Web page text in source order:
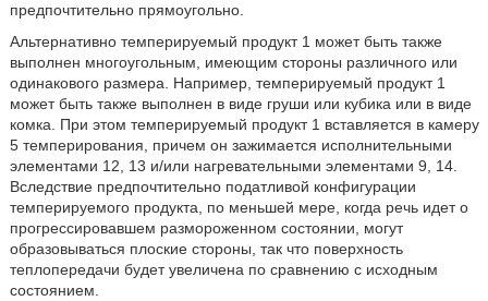
предпочтительно прямоугольно.
Альтернативно темперируемый продукт 1 может быть также
выполнен многоугольным, имеющим стороны различного или
одинакового размера. Например, темперируемый продукт 1
может быть также выполнен в виде груши или кубика или в виде
комка. При этом темперируемый продукт 1 вставляется в камеру
5 темперирования, причем он зажимается исполнительными
элементами 12, 13 и/или нагревательными элементами 9, 14.
Вследствие предпочтительно податливой конфигурации
темперируемого продукта, по меньшей мере, когда речь идет о
прогрессировавшем размороженном состоянии, могут
образовываться плоские стороны, так что поверхность
теплопередачи будет увеличена по сравнению с исходным
состоянием.